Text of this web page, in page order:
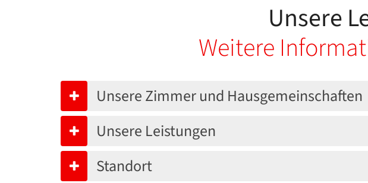
Unsere
Weitere
Unsere Zimmer und Hausgemeinschaften
Unsere Leistungen
Standort